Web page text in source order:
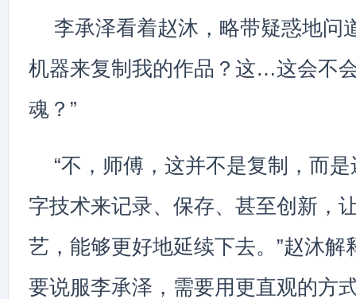
李承泽看着赵沐，略带疑惑地问
机器来复制我的作品？这…这会不
魂？”
“不，师傅，这并不是复制，而
字技术来记录、保存、甚至创新，
艺，能够更好地延续下去。”赵沐解
要说服李承泽，需要用更直观的方